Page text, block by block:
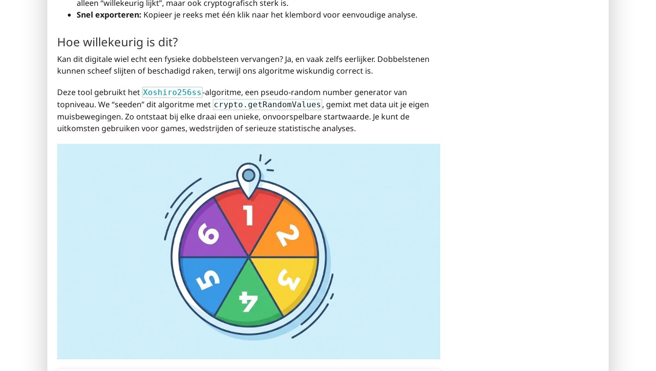
alleen “willekeurig lijkt”, maar ook cryptografisch sterk is.
Snel exporteren: Kopieer je reeks met één klik naar het klembord voor eenvoudige analyse.
Hoe willekeurig is dit?
Kan dit digitale wiel echt een fysieke dobbelsteen vervangen? Ja, en vaak zelfs eerlijker. Dobbelstenen
kunnen scheef slijten of beschadigd raken, terwijl ons algoritme wiskundig correct is.
Deze tool gebruikt het Xoshiro256ss -algoritme, een pseudo-random number generator van
topniveau. We “seeden” dit algoritme met crypto.getRandomValues , gemixt met data uit je eigen
muisbewegingen. Zo ontstaat bij elke draai een unieke, onvoorspelbare startwaarde. Je kunt de
uitkomsten gebruiken voor games, wedstrijden of serieuze statistische analyses.